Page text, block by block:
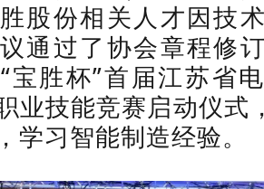
股份相关人才因技
通过了协会章程修
宝胜杯”首届江苏省
业技能竞赛启动仪
学习智能制造经验。